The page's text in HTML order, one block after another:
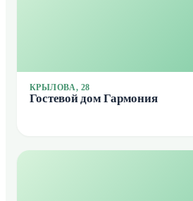
КРЫЛОВА, 28
Гостевой дом Гармония